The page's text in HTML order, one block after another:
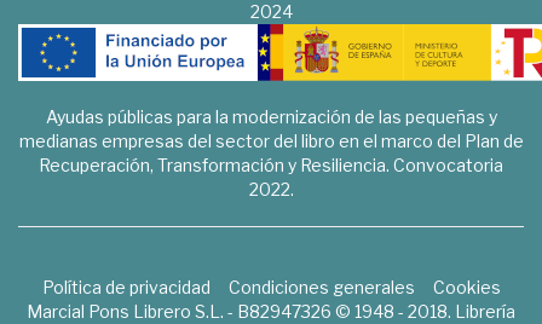
2024
Ayudas públicas para la modernización de las pequeñas y
medianas empresas del sector del libro en el marco del Plan de
Recuperación, Transformación y Resiliencia. Convocatoria
2022.
Política de privacidad Condiciones generales
Cookies
Marcial Pons Librero S.L. - B82947326 © 1948 - 2018. Librería